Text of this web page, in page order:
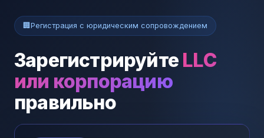
🏢 Регистрация с юридическим сопровождением
Зарегистрируйте LLC
или корпорацию
правильно